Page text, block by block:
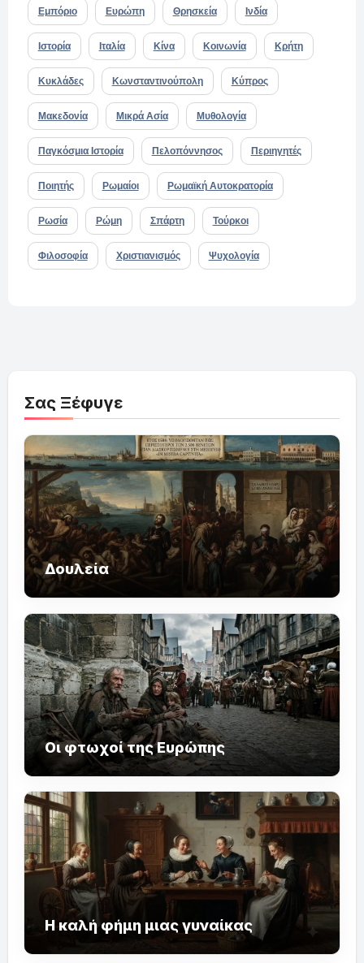
Εμπόριο Ευρώπη Θρησκεία Ινδία
Ιστορία Ιταλία Κίνα Κοινωνία Κρήτη
Κυκλάδες Κωνσταντινούπολη Κύπρος
Μακεδονία Μικρά Ασία Μυθολογία
Παγκόσμια Ιστορία Πελοπόννησος Περιηγητές
Ποιητής Ρωμαίοι Ρωμαϊκή Αυτοκρατορία
Ρωσία Ρώμη Σπάρτη Τούρκοι
Φιλοσοφία Χριστιανισμός Ψυχολογία
Σας Ξέφυγε
Δουλεία
Οι φτωχοί της Ευρώπης
Η καλή φήμη μιας γυναίκας